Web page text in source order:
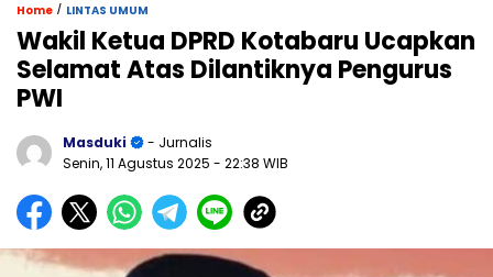
Home / LINTAS UMUM
Wakil Ketua DPRD Kotabaru Ucapkan
Selamat Atas Dilantiknya Pengurus
PWI
Masduki
- Jurnalis
Senin, 11 Agustus 2025 - 22:38 WIB